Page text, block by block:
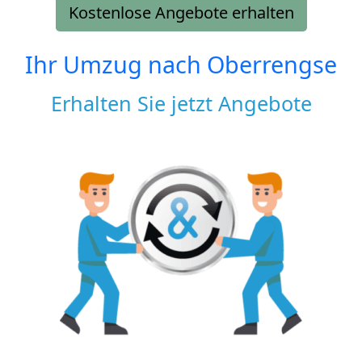
Kostenlose Angebote erhalten
Ihr Umzug nach Oberrengse
Erhalten Sie jetzt Angebote